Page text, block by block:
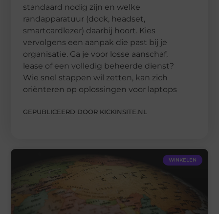
standaard nodig zijn en welke
randapparatuur (dock, headset,
smartcardlezer) daarbij hoort. Kies
vervolgens een aanpak die past bij je
organisatie. Ga je voor losse aanschaf,
lease of een volledig beheerde dienst?
Wie snel stappen wil zetten, kan zich
oriënteren op oplossingen voor laptops
GEPUBLICEERD DOOR KICKINSITE.NL
WINKELEN